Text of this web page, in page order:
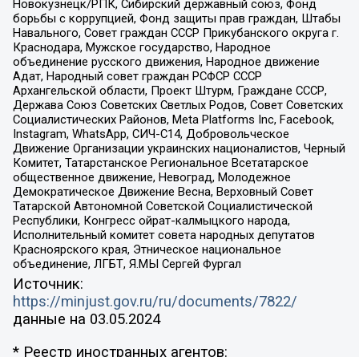
Новокузнецк/РПК, Сибирский державный союз, Фонд
борьбы с коррупцией, Фонд защиты прав граждан, Штабы
Навального, Совет граждан СССР Прикубанского округа г.
Краснодара, Мужское государство, Народное
объединение русского движения, Народное движение
Адат, Народный совет граждан РСФСР СССР
Архангельской области, Проект Штурм, Граждане СССР,
Держава Союз Советских Светлых Родов, Совет Советских
Социалистических Районов, Meta Platforms Inc, Facebook,
Instagram, WhatsApp, СИЧ-С14, Добровольческое
Движение Организации украинских националистов, Черный
Комитет, Татарстанское Региональное Всетатарское
общественное движение, Невоград, Молодежное
Демократическое Движение Весна, Верховный Совет
Татарской Автономной Советской Социалистической
Республики, Конгресс ойрат-калмыцкого народа,
Исполнительный комитет совета народных депутатов
Красноярского края, Этническое национальное
объединение, ЛГБТ, Я.МЫ Сергей Фургал
Источник:
https://minjust.gov.ru/ru/documents/7822/
данные на 03.05.2024
* Реестр иностранных агентов: